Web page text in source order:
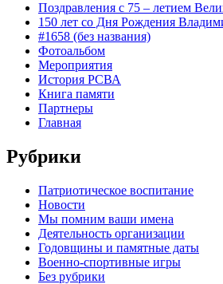
Поздравления с 75 – летием
150 лет со Дня Рождения
#1658 (без названия)
Фотоальбом
Мероприятия
История РСВА
Книга памяти
Партнеры
Главная
Рубрики
Патриотическое воспитание
Новости
Мы помним ваши имена
Деятельность организации
Годовщины и памятные даты
Военно-спортивные игры
Без рубрики